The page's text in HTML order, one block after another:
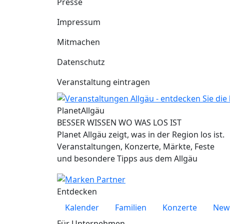
Impressum
Mitmachen
Datenschutz
Veranstaltung eintragen
PlanetAllgäu
BESSER WISSEN WO WAS LOS IST
Planet Allgäu zeigt, was in der Region los ist.
Veranstaltungen, Konzerte, Märkte, Feste
und besondere Tipps aus dem Allgäu
Entdecken
Kalender
Familien Konzerte